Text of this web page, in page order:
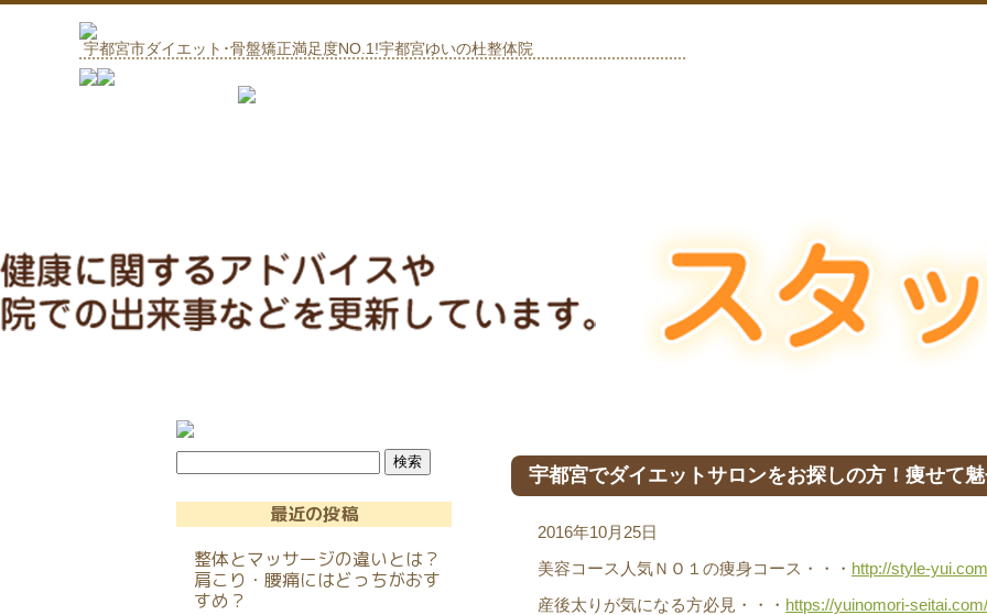
宇都宮市ダイエット･骨盤矯正満足度NO.1!宇都宮ゆいの杜整体院
宇都宮でダイエットサロンをお探しの方！痩せて
2016年10月25日
美容コース人気ＮＯ１の痩身コース・・・ http://style-
産後太りが気になる方必見・・・ https://yuinomori-
最近の投稿
整体とマッサージの違いとは？
肩こり・腰痛にはどっちがおす
すめ？